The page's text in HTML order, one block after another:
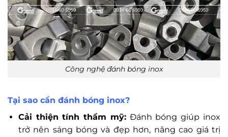
Công nghệ đánh bóng inox
Tại sao cần đánh bóng inox?
Cải thiện tính thẩm mỹ:Đánh bóng giúp inox
trở nên sáng bóng và đẹp hơn, nâng cao giá trị